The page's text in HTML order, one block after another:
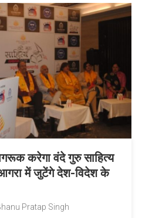
करेगा वंदे गुरु साहित्य
में जुटेंगे देश-विदेश के
Pratap Singh